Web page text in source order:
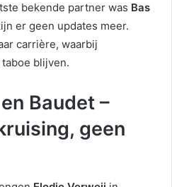
bekende partner was Bas
er geen updates meer.
carrière, waarbij
blijven.
Baudet –
geen